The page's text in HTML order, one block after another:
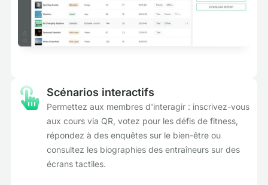
Scénarios interactifs
Permettez aux membres d'interagir : inscrivez-vous
aux cours via QR, votez pour les défis de fitness,
répondez à des enquêtes sur le bien-être ou
consultez les biographies des entraîneurs sur des
écrans tactiles.